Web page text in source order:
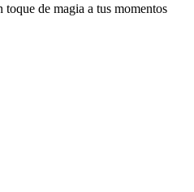
toque de magia a tus momentos